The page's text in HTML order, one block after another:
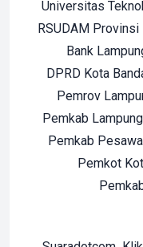
Universitas
RSUDAM Provinsi
Bank
DPRD Kota
Pemrov
Pemkab
Pemkab
Pemkot